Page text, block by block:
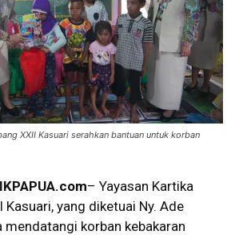
XXII Kasuari serahkan bantuan untuk korban
– Yayasan Kartika
Kasuari, yang diketuai Ny. Ade
mendatangi korban kebakaran